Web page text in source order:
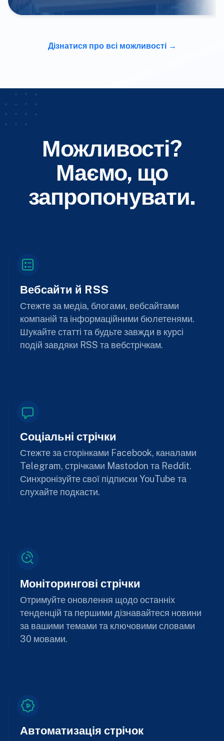
Дізнатися про всі можливості
Можливості?
Маємо, що
запропонувати.
Вебсайти й RSS
Стежте за медіа, блогами, вебсайтами
компаній та інформаційними бюлетенями.
Шукайте статті та будьте завжди в курсі
подій завдяки RSS та вебстрічкам.
Соціальні стрічки
Стежте за сторінками Facebook, каналами
Telegram, стрічками Mastodon та Reddit.
Синхронізуйте свої підписки YouTube та
слухайте подкасти.
Моніторингові стрічки
Отримуйте оновлення щодо останніх
тенденцій та першими дізнавайтеся новини
за вашими темами та ключовими словами
30 мовами.
Автоматизація стрічок